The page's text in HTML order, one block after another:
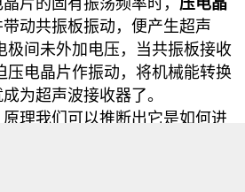
带动共振板振动，便产生超声
极间未外加电压，当共振板接收
压电晶片作振动，将机械能转换
为超声波接收器了。
理我们可以推断出它是如何进